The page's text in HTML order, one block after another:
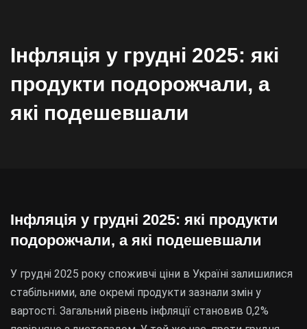
Інфляція у грудні 2025: які
продукти подорожчали, а
які подешевшали
Інфляція у грудні 2025: які продукти
подорожчали, а які подешевшали
У грудні 2025 року споживчі ціни в Україні залишилися
стабільними, але окремі продукти зазнали змін у
вартості. Загальний рівень інфляції становив 0,2%